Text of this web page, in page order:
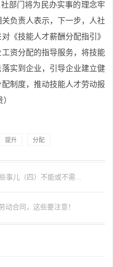
部门将为民办实事的理念牢
负责人表示，下一步，人社
《技能人才薪酬分配指引》
资分配的指导服务，将技能
实到企业，引导企业建立健
制度，推动技能人才劳动报
提升 分配
事儿（四）不能或不需...
动合同，这些要注意！